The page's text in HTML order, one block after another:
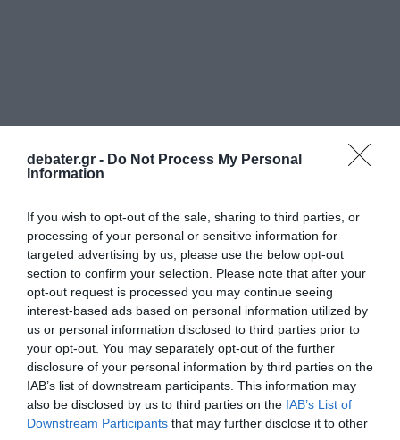
debater.gr - Do Not Process My Personal
Information
If you wish to opt-out of the sale, sharing to third parties, or
processing of your personal or sensitive information for
targeted advertising by us, please use the below opt-out
section to confirm your selection. Please note that after your
opt-out request is processed you may continue seeing
interest-based ads based on personal information utilized by
us or personal information disclosed to third parties prior to
your opt-out. You may separately opt-out of the further
disclosure of your personal information by third parties on the
IAB’s list of downstream participants. This information may
also be disclosed by us to third parties on the IAB’s List of
Downstream Participants that may further disclose it to other